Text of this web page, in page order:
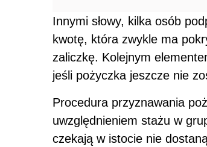
Innymi słowy, kilka osób
kwotę, która zwykle ma
zaliczkę. Kolejnym
jeśli pożyczka jeszcze nie
Procedura przyznawania
uwzględnieniem stażu w
czekają w istocie nie